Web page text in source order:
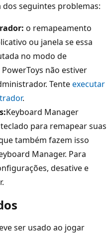
seguintes problemas:
o remapeamento
ou janela se essa
no modo de
não estiver
Tenteexecutar
.
Keyboard Manager
para remapear suas
também fazem isso
Manager. Para
desative e
ser usado ao jogar